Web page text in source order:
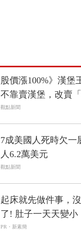
股價漲100%》漢堡
不靠賣漢堡，改賣「
觀點新聞
7成美國人死時欠一
人6.2萬美元
觀點新聞
起床就先做件事，
了! 肚子一天天變小
PR・新素簡